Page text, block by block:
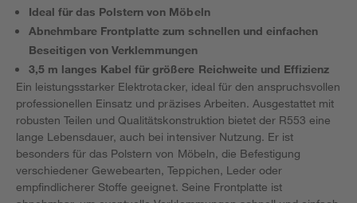
Ideal für das Polstern von Möbeln
Abnehmbare Frontplatte zum schnellen und einfachen
Beseitigen von Verklemmungen
3,5 m langes Kabel für größere Reichweite und Effizienz
Ein leistungsstarker Elektrotacker, ideal für den anspruchsvollen
professionellen Einsatz und präzises Arbeiten. Ausgestattet mit
robusten Teilen und Qualitätskonstruktion bietet der R553 eine
lange Lebensdauer, auch bei intensiver Nutzung. Er ist
besonders für das Polstern von Möbeln, die Befestigung
verschiedener Gewebearten, Teppichen, Leder oder
empfindlicherer Stoffe geeignet. Seine Frontplatte ist